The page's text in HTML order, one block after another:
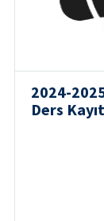
2024-
Ders